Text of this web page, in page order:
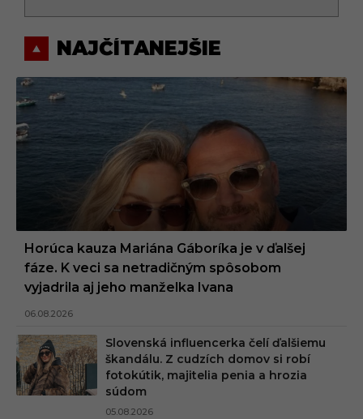
NAJČÍTANEJŠIE
Horúca kauza Mariána Gáboríka je v ďalšej
fáze. K veci sa netradičným spôsobom
vyjadrila aj jeho manželka Ivana
06.08.2026
Slovenská influencerka čelí ďalšiemu
škandálu. Z cudzích domov si robí
fotokútik, majitelia penia a hrozia
súdom
05.08.2026